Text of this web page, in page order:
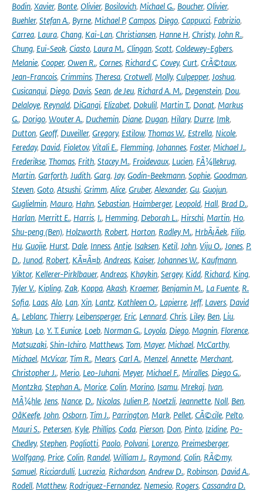
Bodin, Xavier, Bonte, Olivier, Bosilovich, Michael G., Boucher, Olivier,
Buehler, Stefan A., Byrne, Michael P, Campos, Diego, Cappucci, Fabrizio,
Carrea, Laura, Chang, Kai-Lan, Christiansen, Hanne H, Christy, John R.,
Chung, Eui-Seok, Ciasto, Laura M., Clingan, Scott, Coldewey-Egbers,
Melanie, Cooper, Owen R., Cornes, Richard C, Covey, Curt, CrÃ©taux,
Jean-Francois, Crimmins, Theresa, Crotwell, Molly, Culpepper, Joshua,
Cusicanqui, Diego, Davis, Sean, de Jeu, Richard A. M., Degenstein, Dou,
Delaloye, Reynald, DiGangi, Elizabet, Dokulil, Martin T., Donat, Markus
G., Dorigo, Wouter A., Duchemin, Diane, Dugan, Hilary, Durre, Imk,
Dutton, Geoff, Duveiller, Gregory, Estilow, Thomas W., Estrella, Nicole,
Fereday, David, Fioletov, Vitali E., Flemming, Johannes, Foster, Michael J.,
Frederikse, Thomas, Frith, Stacey M., Froidevaux, Lucien, FÃ¼llekrug,
Martin, Garforth, Judith, Garg, Jay, Godin-Beekmann, Sophie, Goodman,
Steven, Goto, Atsushi, Grimm, Alice, Gruber, Alexander, Gu, Guojun,
Guglielmin, Mauro, Hahn, Sebastian, Haimberger, Leopold, Hall, Brad D.,
Harlan, Merritt E., Harris, I., Hemming, Deborah L., Hirschi, Martin, Ho,
Shu-peng (Ben), Holzworth, Robert, Horton, Radley M., HrbÃ¡Äek, Filip,
Hu, Guojie, Hurst, Dale, Inness, Antje, Isaksen, Ketil, John, Viju O., Jones, P.
D., Junod, Robert, KÃ¤Ã¤b, Andreas, Kaiser, Johannes W., Kaufmann,
Viktor, Kellerer-Pirklbauer, Andreas, Khaykin, Sergey, Kidd, Richard, King,
Tyler V., Kipling, Zak, Koppa, Akash, Kraemer, Benjamin M., La Fuente, R.
Sofia, Laas, Alo, Lan, Xin, Lantz, Kathleen O., Lapierre, Jeff, Lavers, David
A., Leblanc, Thierry, Leibensperger, Eric, Lennard, Chris, Liley, Ben, Liu,
Yakun, Lo, Y. T. Eunice, Loeb, Norman G., Loyola, Diego, Magnin, Florence,
Matsuzaki, Shin-Ichiro, Matthews, Tom, Mayer, Michael, McCarthy,
Michael, McVicar, Tim R., Mears, Carl A., Menzel, Annette, Merchant,
Christopher J., Merio, Leo-Juhani, Meyer, Michael F., Miralles, Diego G.,
Montzka, Stephan A., Morice, Colin, Morino, Isamu, Mrekaj, Ivan,
MÃ¼hle, Jens, Nance, D., Nicolas, Julien P., Noetzli, Jeannette, Noll, Ben,
OâKeefe, John, Osborn, Tim J., Parrington, Mark, Pellet, CÃ©cile, Pelto,
Mauri S., Petersen, Kyle, Phillips, Coda, Pierson, Don, Pinto, Izidine, Po-
Chedley, Stephen, Pogliotti, Paolo, Polvani, Lorenzo, Preimesberger,
Wolfgang, Price, Colin, Randel, William J., Raymond, Colin, RÃ©my,
Samuel, Ricciardulli, Lucrezia, Richardson, Andrew D., Robinson, David A.,
Rodell, Matthew, Rodriguez-Fernandez, Nemesio, Rogers, Cassandra D.